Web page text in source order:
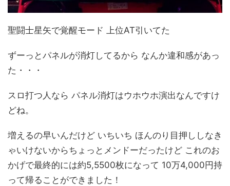
聖闘士星矢で覚醒モード 上位AT引いてた
ずーっとパネルが消灯してるから なんか違和感があっ
た・・・
スロ打つ人なら パネル消灯はウホウホ演出なんですけ
どね。
増えるの早いんだけど いちいち ほんのり目押ししなき
ゃいけないからちょっとメンドーだったけど これのお
かげで最終的には約5,5500枚になって 10万4,000円持
って帰ることができました！